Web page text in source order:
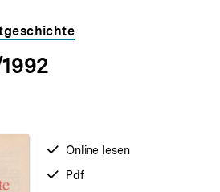
verfügbar
Online lesen
verfügbar
Pdf